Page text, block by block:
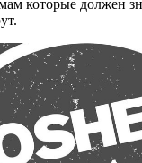
которые должен